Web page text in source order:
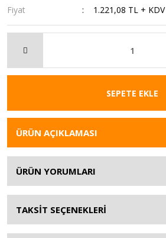
Fiyat
1.221,08 TL + KDV
SEPETE EKLE
ÜRÜN AÇIKLAMASI
ÜRÜN YORUMLARI
TAKSİT SEÇENEKLERİ